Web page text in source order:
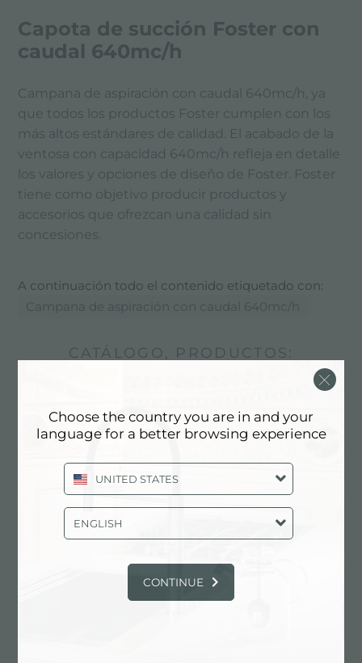
Capota de succión Foster con
caudal 640mc/h
Campana de aspiración con caudal 640mc/h, ya
que todos los productos Foster cumplen con los
más altos estándares de calidad. El acabado de la
ventosa con capacidad 640mc/h refleja en detalle
los valores y opciones de diseño de Foster. Foster
tiene como objetivo producir productos y
accesorios que ofrezcan una calidad sin
concesiones.
A continuación todo el contenido etiquetado con:
Campana de aspiración con caudal 640mc/h
CATÁLOGO, PRODUCTOS:
CAMPANA DE ASPIRACIÓN CON
Choose the country you are in and your
language for a better browsing experience
UNITED STATES
ENGLISH
CONTINUE